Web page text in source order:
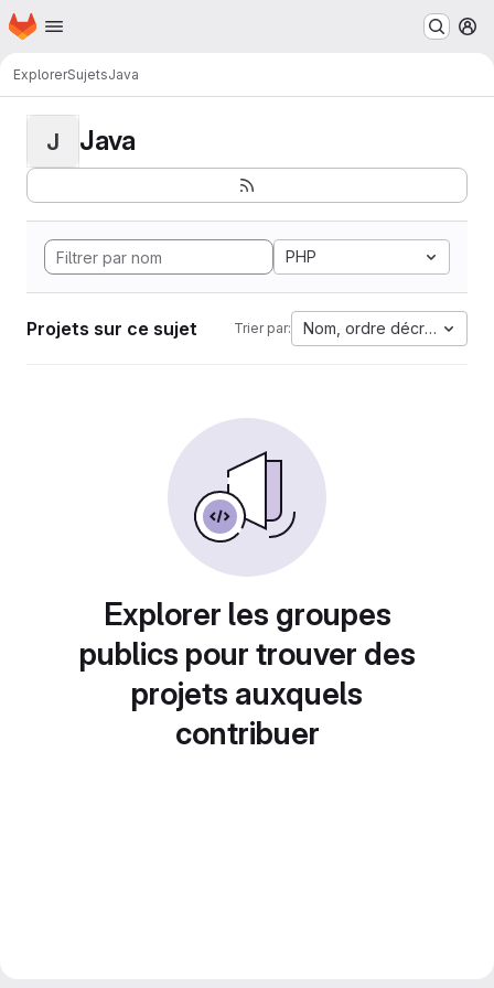
Passer au contenu principal
Page d'accueil
ExplorerSujetsJava
J Java
PHP
Projets sur ce sujet Trier par: Nom, ordre décroissant
Explorer les groupes
publics pour trouver des
projets auxquels
contribuer